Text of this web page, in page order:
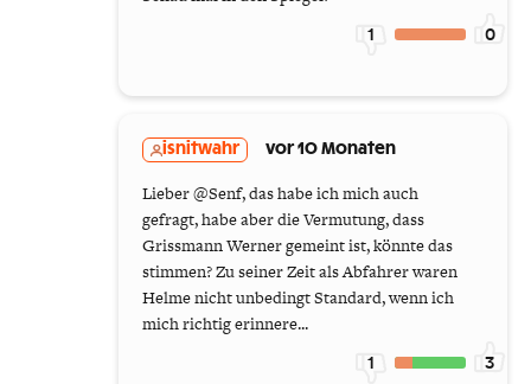
1 0
isnitwahr vor 10 Monaten
Lieber @Senf, das habe ich mich auch
gefragt, habe aber die Vermutung, dass
Grissmann Werner gemeint ist, könnte das
stimmen? Zu seiner Zeit als Abfahrer waren
Helme nicht unbedingt Standard, wenn ich
mich richtig erinnere...
1 3